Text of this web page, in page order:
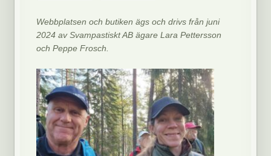
Webbplatsen och butiken ägs och drivs från juni
2024 av Svampastiskt AB ägare Lara Pettersson
och Peppe Frosch.